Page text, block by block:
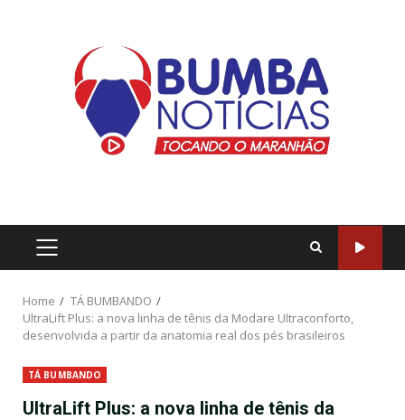
Home
TÁ BUMBANDO
UltraLift Plus: a nova linha de tênis da Modare Ultraconforto,
desenvolvida a partir da anatomia real dos pés brasileiros
TÁ BUMBANDO
UltraLift Plus: a nova linha de tênis da